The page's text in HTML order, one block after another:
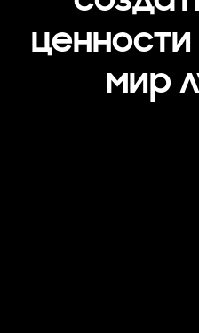
мир